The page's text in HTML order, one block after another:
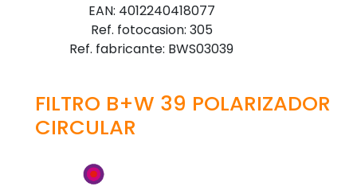
EAN: 4012240418077
Ref. fotocasion: 305
Ref. fabricante: BWS03039
FILTRO B+W 39 POLARIZADOR
CIRCULAR